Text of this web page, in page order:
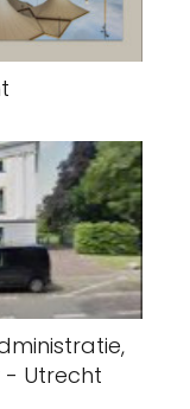
- Utrecht